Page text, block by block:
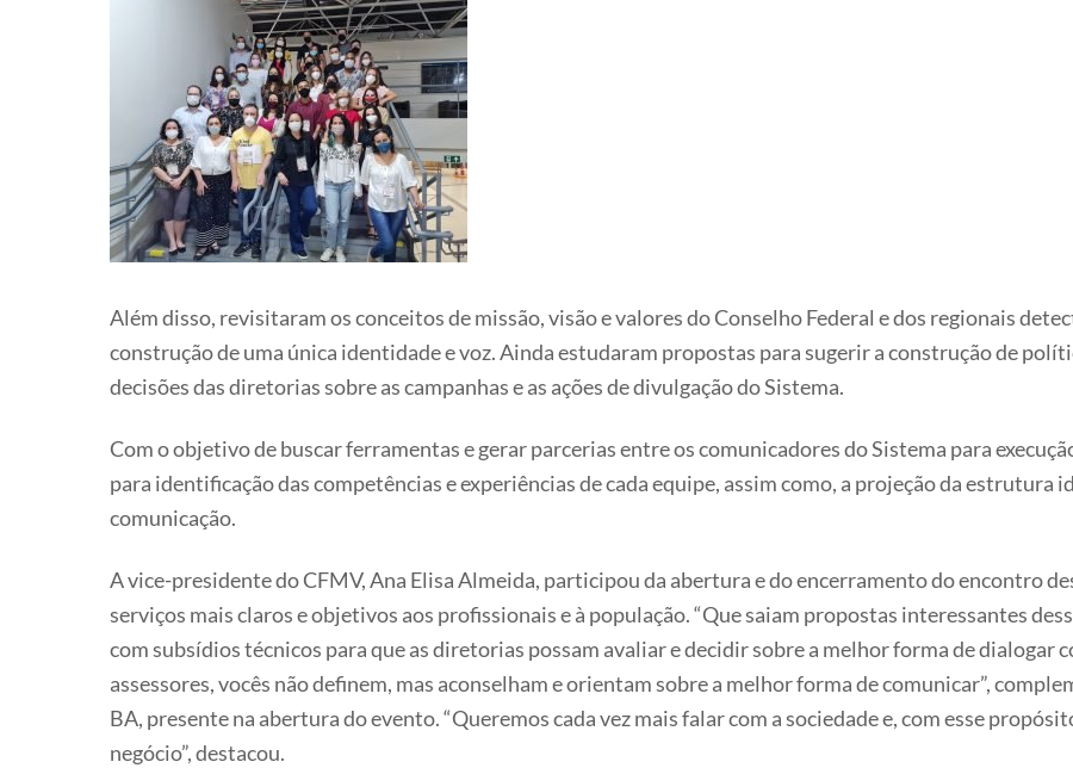
Além disso, revisitaram os conceitos de missão, visão e valores do Conselho Federal e dos regionais
construção de uma única identidade e voz. Ainda estudaram propostas para sugerir a construção de
decisões das diretorias sobre as campanhas e as ações de divulgação do Sistema.
Com o objetivo de buscar ferramentas e gerar parcerias entre os comunicadores do Sistema para
para identificação das competências e experiências de cada equipe, assim como, a projeção da estrutura
comunicação.
A vice-presidente do CFMV, Ana Elisa Almeida, participou da abertura e do encerramento do encontro
serviços mais claros e objetivos aos profissionais e à população. “Que saiam propostas interessantes
com subsídios técnicos para que as diretorias possam avaliar e decidir sobre a melhor forma de dialogar
assessores, vocês não definem, mas aconselham e orientam sobre a melhor forma de comunicar”,
BA, presente na abertura do evento. “Queremos cada vez mais falar com a sociedade e, com esse
negócio”, destacou.